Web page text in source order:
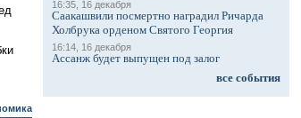
16:35, 16 декабря
Саакашвили посмертно наградил Ричарда
Холбрука орденом Святого Георгия
16:14, 16 декабря
Ассанж будет выпущен под залог
все события